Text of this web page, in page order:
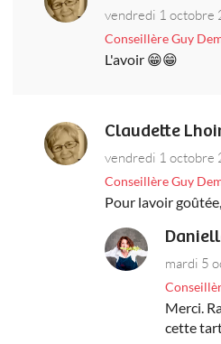
vendredi 1 octobre
Conseillère Guy
L'avoir 😁😁
Claudette
vendredi 1 octobre
Conseillère Guy
Pour lavoir
mardi 5
Merci.
cette